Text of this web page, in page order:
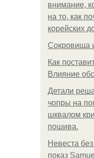
внимание,
на то, как
корейских
Сокровища
Как
Влияние
Детали
чопры на
шквалом
пошива.
Невеста
показ